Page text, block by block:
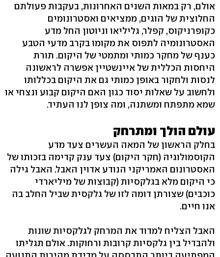
אולם, רק במאות השנים האחרונות, בעקבות פעולתם
החלוצית של הוגים, ממציאים ואסטרונומים
כקופרניקוס, קפלר, גליליאו וניוטון החל מדע
האסטרונומיה לתפוס את מקומו בקרב מדעי הטבע
כענף של מחקר כמותי ומתמטי של היקום. תורת
היחסות הכללית של איינשטיין אפשרה לראשונה
לנסות ולחקור באופן כמותי גם את היקום בכללותו
ולחשוב על שאלות יסוד כגון האם היקום קבוע ונצחי או
שמא מתפתח ומשתנה, ומה צופן לנו העתיד.
עולם הולך ומתרחק
בחלק הראשון של המאה העשרים צעד מדע
הקוסמולוגיה (חקר היקום) צעד ענק קדימה בזכותו של
האסטרונום האמריקני הנודע אדוין האבל. האבל גילה
כי היקום מלא בגלקסיות (קבוצות של מיליארדי
כוכבים) שצורתן דומה לזו של גלקסית שביל החלב בה
אנו חיים.
האבל הצליח למדוד את המרחק לגלקסיות שונות
ולהבדיל בין גלקסיות קרובות ורחוקות. אולם תגליתו